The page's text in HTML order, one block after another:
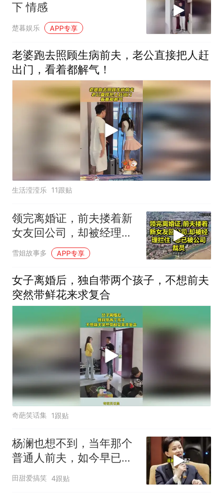
下 情感
楚暮娱乐 APP专享
老婆跑去照顾生病前夫，老公直接把人赶
出门，看着都解气！
生活滢滢乐 11跟贴
领完离婚证，前夫搂着新
女友回公司，却被经理拦
住 -您已被公司裁员！
雪姐故事多 APP专享
女子离婚后，独自带两个孩子，不想前夫
突然带鲜花来求复合
奇葩笑话集 1跟贴
杨澜也想不到，当年那个
普通人前夫，如今早已收
获了真的幸福
田甜爱搞笑 4跟贴